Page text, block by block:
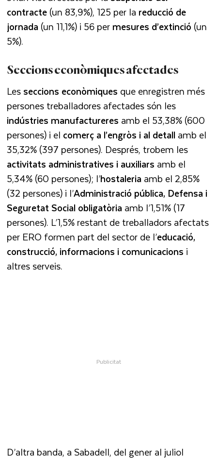
contracte(un 83,9%), 125 per la reducció de
jornada(un 11,1%) i 56 permesures d’extinció (un
5%).
Seccions econòmiques afectades
Lesseccions econòmiques que enregistren més
persones treballadores afectades són les
indústries manufactureres amb el 53,38% (600
persones) i el comerç a l’engròs i al detallamb el
35,32% (397 persones). Després, trobem les
activitats administratives i auxiliars amb el
5,34% (60 persones); l’hostaleriaamb el 2,85%
(32 persones) i l’Administració pública, Defensa i
Seguretat Social obligatòriaamb l’1,51% (17
persones). L’1,5% restant de treballadors afectats
per ERO formen part del sector de l’educació,
construcció, informacions i comunicacions i
altres serveis.
D’altra banda, a Sabadell, del gener al juliol